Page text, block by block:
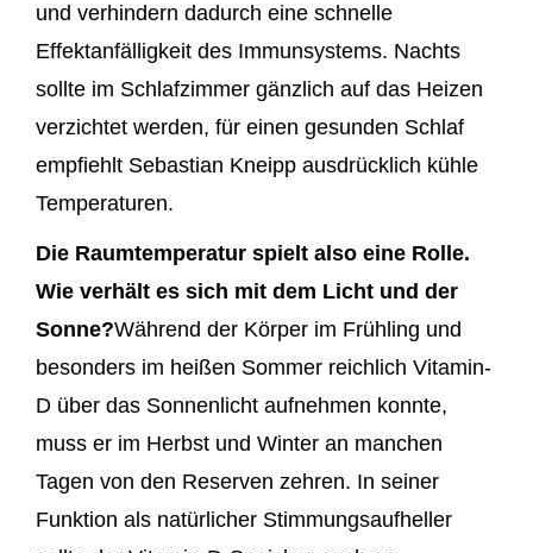
und verhindern dadurch eine schnelle
Effektanfälligkeit des Immunsystems. Nachts
sollte im Schlafzimmer gänzlich auf das Heizen
verzichtet werden, für einen gesunden Schlaf
empfiehlt Sebastian Kneipp ausdrücklich kühle
Temperaturen.
Die Raumtemperatur spielt also eine Rolle.
Wie verhält es sich mit dem Licht und der
Sonne?Während der Körper im Frühling und
besonders im heißen Sommer reichlich Vitamin-
D über das Sonnenlicht aufnehmen konnte,
muss er im Herbst und Winter an manchen
Tagen von den Reserven zehren. In seiner
Funktion als natürlicher Stimmungsaufheller